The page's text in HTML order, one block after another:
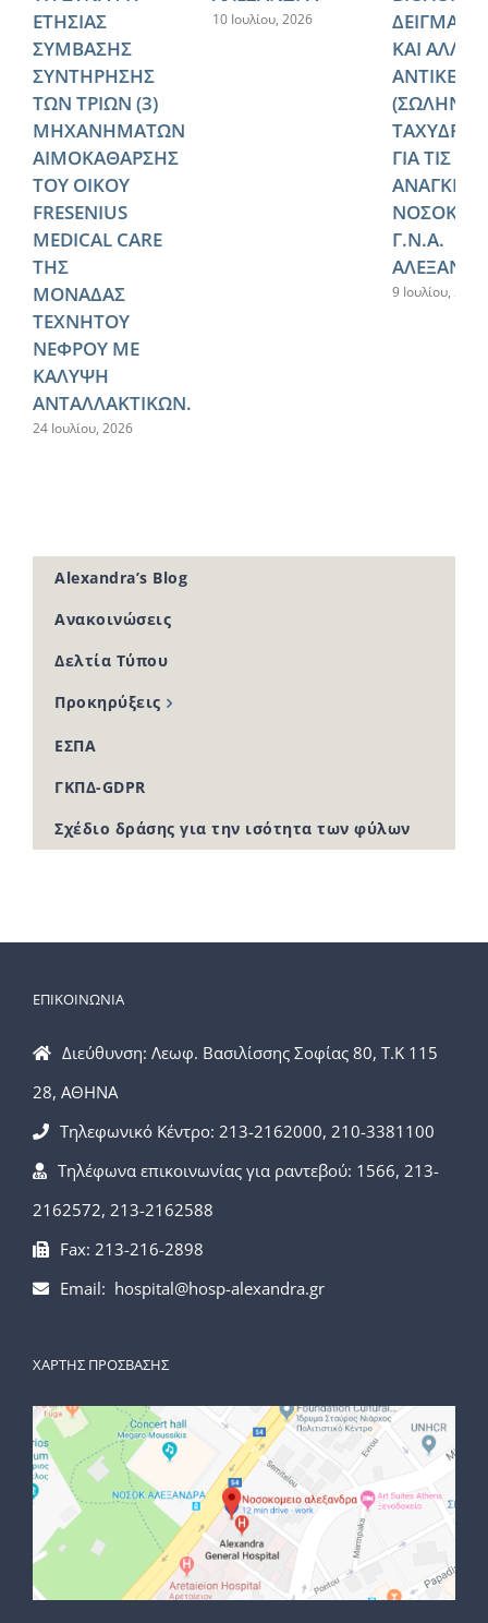
ΕΤΗΣΙΑΣ
ΣΥΜΒΑΣΗΣ
ΣΥΝΤΗΡΗΣΗΣ
ΤΩΝ ΤΡΙΩΝ (3)
ΜΗΧΑΝΗΜΑΤΩΝ
ΑΙΜΟΚΑΘΑΡΣΗΣ
ΤΟΥ ΟΙΚΟΥ
FRESENIUS
MEDICAL CARE
ΤΗΣ
ΜΟΝΑΔΑΣ
ΤΕΧΝΗΤΟΥ
ΝΕΦΡΟΥ ΜΕ
ΚΑΛΥΨΗ
ΑΝΤΑΛΛΑΚΤΙΚΩΝ.
24 Ιουλίου, 2026
10 Ιουλίου, 2026
ΚΑΙ
ΓΙΑ ΤΙΣ
ΑΝΑΓΚΕΣ
Γ.Ν.Α.
9 Ιουλίου, 2026
Alexandra’s Blog
Ανακοινώσεις
Δελτία Τύπου
Προκηρύξεις
ΕΣΠΑ
ΓΚΠΔ-GDPR
Σχέδιο δράσης για την ισότητα των φύλων
ΕΠΙΚΟΙΝΩΝΙΑ
Διεύθυνση: Λεωφ. Βασιλίσσης Σοφίας 80, Τ.Κ 115
28, ΑΘΗΝΑ
Τηλεφωνικό Κέντρο: 213-2162000, 210-3381100
Τηλέφωνα επικοινωνίας για ραντεβού: 1566, 213-
2162572, 213-2162588
Fax: 213-216-2898
Email: hospital@hosp-alexandra.gr
ΧΑΡΤΗΣ ΠΡΟΣΒΑΣΗΣ